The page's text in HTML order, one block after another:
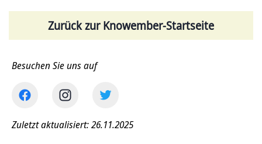
Zurück zur Knowember-Startseite
Besuchen Sie uns auf
Zuletzt aktualisiert: 26.11.2025